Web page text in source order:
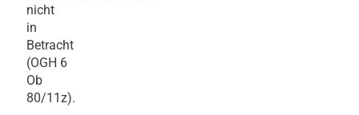
nicht
in
Betracht
(OGH 6
Ob
80/11z).